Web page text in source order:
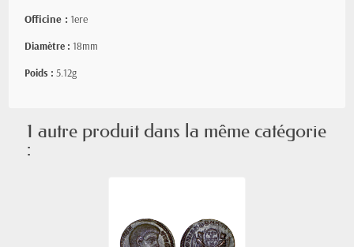
Officine : 1ere
Diamètre : 18mm
Poids : 5.12g
1 autre produit dans la même catégorie
: